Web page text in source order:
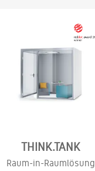
THINK.TANK
Raum-in-Raumlösung